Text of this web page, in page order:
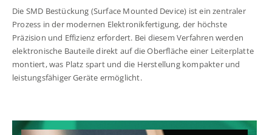
Die SMD Bestückung (Surface Mounted Device) ist ein zentraler
Prozess in der modernen Elektronikfertigung, der höchste
Präzision und Effizienz erfordert. Bei diesem Verfahren werden
elektronische Bauteile direkt auf die Oberfläche einer Leiterplatte
montiert, was Platz spart und die Herstellung kompakter und
leistungsfähiger Geräte ermöglicht.